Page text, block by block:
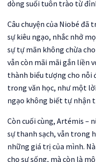
dòng suối tuôn trào từ
Câu chuyện của Niobé đã
sự kiêu ngạo, nhắc nhở
sự tự mãn không chừa
vẫn còn mãi mãi gắn liền
thành biểu tượng cho nỗi
trong văn học, như một
ngạo không biết tự nhận
Còn cuối cùng, Artémis –
sự thanh sạch, vẫn trong
những giá trị của mình.
cho sự sống, mà còn là